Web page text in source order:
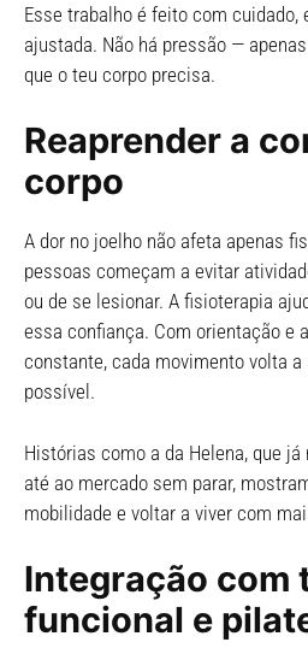
Esse trabalho é feito com cuidado,
ajustada. Não há pressão —
que o teu corpo precisa.
Reaprender a
corpo
A dor no joelho não afeta apenas
pessoas começam a evitar
ou de se lesionar. A fisioterapia
essa confiança. Com orientação e
constante, cada movimento volta
possível.
Histórias como a da Helena, que
até ao mercado sem parar,
mobilidade e voltar a viver com
Integração com
funcional e